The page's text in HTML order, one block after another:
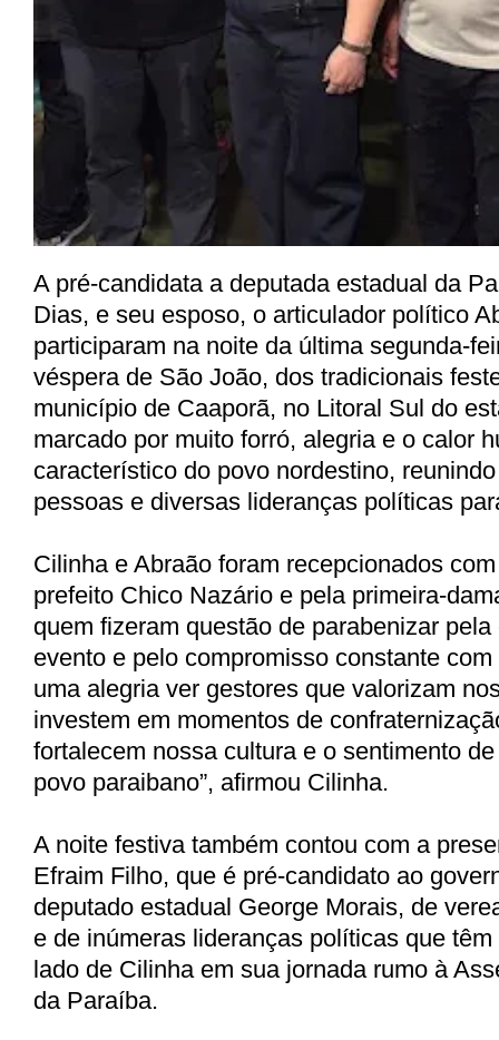
A pré-candidata a deputada estadual da
Dias, e seu esposo, o articulador político
participaram na noite da última segunda-
véspera de São João, dos tradicionais
município de Caaporã, no Litoral Sul do
marcado por muito forró, alegria e o calor
característico do povo nordestino,
pessoas e diversas lideranças políticas
Cilinha e Abraão foram recepcionados
prefeito Chico Nazário e pela primeira-
quem fizeram questão de parabenizar
evento e pelo compromisso constante com
uma alegria ver gestores que valorizam
investem em momentos de
fortalecem nossa cultura e o sentimento
povo paraibano”, afirmou Cilinha.
A noite festiva também contou com a
Efraim Filho, que é pré-candidato ao
deputado estadual George Morais, de
e de inúmeras lideranças políticas que
lado de Cilinha em sua jornada rumo à
da Paraíba.